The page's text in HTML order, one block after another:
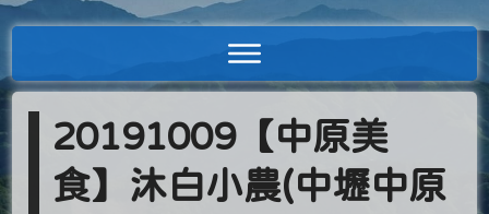
20191009【中原美
食】沐白小農(中壢中原